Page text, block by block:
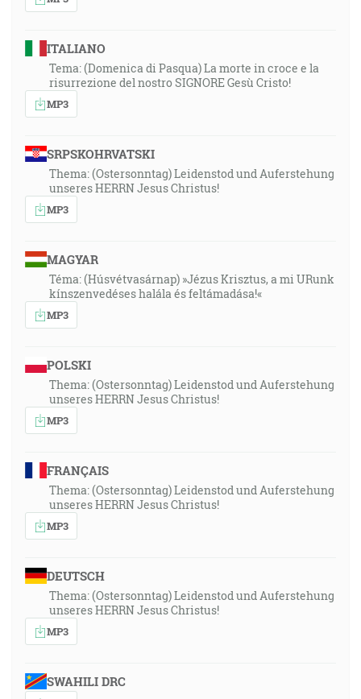
ITALIANO
Tema: (Domenica di Pasqua) La morte in croce e la
risurrezione del nostro SIGNORE Gesù Cristo!
MP3
SRPSKOHRVATSKI
Thema: (Ostersonntag) Leidenstod und Auferstehung
unseres HERRN Jesus Christus!
MP3
MAGYAR
Téma: (Húsvétvasárnap) »Jézus Krisztus, a mi URunk
kínszenvedéses halála és feltámadása!«
MP3
POLSKI
Thema: (Ostersonntag) Leidenstod und Auferstehung
unseres HERRN Jesus Christus!
MP3
FRANÇAIS
Thema: (Ostersonntag) Leidenstod und Auferstehung
unseres HERRN Jesus Christus!
MP3
DEUTSCH
Thema: (Ostersonntag) Leidenstod und Auferstehung
unseres HERRN Jesus Christus!
MP3
SWAHILI DRC